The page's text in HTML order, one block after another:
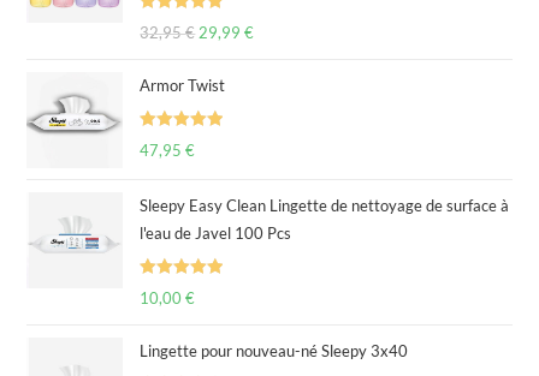
Rated 5.00
32,95€ 29,99€
Armor Twist
Rated 5.00
47,95€
Sleepy Easy Clean Lingette de nettoyage de surface à
l'eau de Javel 100 Pcs
Rated 5.00
10,00€
Lingette pour nouveau-né Sleepy 3x40